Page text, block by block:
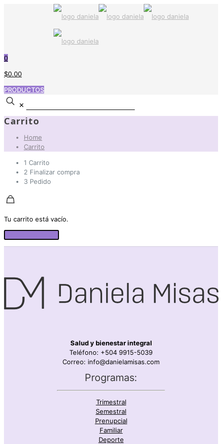
0
$0.00
PRODUCTOS
✕
Carrito
Home
Carrito
1 Carrito
2 Finalizar compra
3 Pedido
Tu carrito está vacío.
Salud y bienestar integral
Teléfono: +504 9915-5039
Correo: info@danielamisas.com
Programas:
Trimestral
Semestral
Prenupcial
Familiar
Deporte